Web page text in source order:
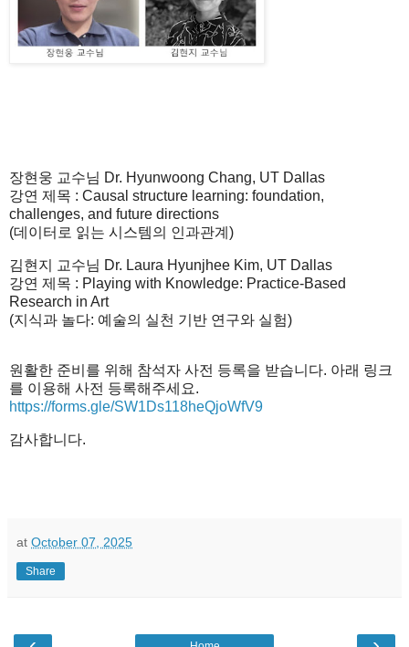
장현웅 교수님 Dr. Hyunwoong Chang, UT Dallas
강연 제목 : Causal structure learning: foundation,
challenges, and future directions
(데이터로 읽는 시스템의 인과관계)
김현지 교수님 Dr. Laura Hyunjhee Kim, UT Dallas
강연 제목 : Playing with Knowledge: Practice-Based
Research in Art
(지식과 놀다: 예술의 실천 기반 연구와 실험)
원활한 준비를 위해 참석자 사전 등록을 받습니다. 아래 링크
를 이용해 사전 등록해주세요.
https://forms.gle/SW1Ds118heQjoWfV9
감사합니다.
at October 07, 2025
Share